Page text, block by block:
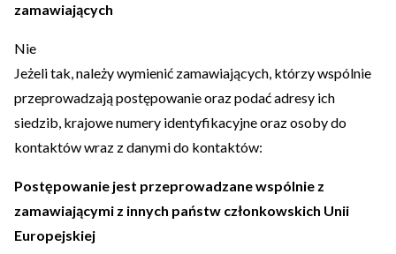
zamawiających
Nie
Jeżeli tak, należy wymienić zamawiających, którzy wspólnie
przeprowadzają postępowanie oraz podać adresy ich
siedzib, krajowe numery identyfikacyjne oraz osoby do
kontaktów wraz z danymi do kontaktów:
Postępowanie jest przeprowadzane wspólnie z
zamawiającymi z innych państw członkowskich Unii
Europejskiej